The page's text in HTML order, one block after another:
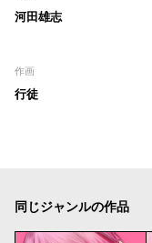
河田雄志
作画
行徒
同じジャンルの作品